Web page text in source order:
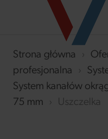
Strona główna ›
profesjonalna
›
System kanałów
75 mm
› Uszczelka